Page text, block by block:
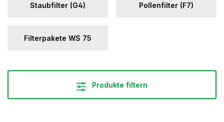
Staubfilter (G4) Pollenfilter (F7)
Filterpakete WS 75
Produkte filtern